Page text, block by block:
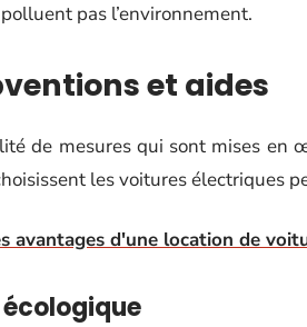
pas l’environnement.
et aides
de mesures qui sont mises en
les voitures électriques
avantages d'une location de
écologique